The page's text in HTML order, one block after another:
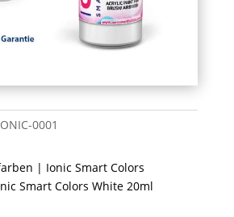
0001
| Ionic Smart Colors
Smart Colors White 20ml